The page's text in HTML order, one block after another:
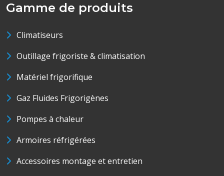
Gamme de produits
Climatiseurs
Outillage frigoriste & climatisation
Matériel frigorifique
Gaz Fluides Frigorigènes
Pompes à chaleur
Armoires réfrigérées
Accessoires montage et entretien